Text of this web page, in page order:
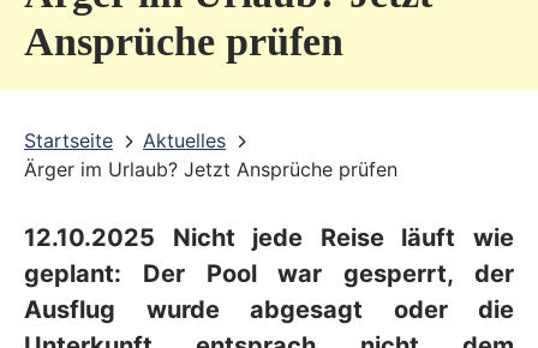
Ansprüche prüfen
Startseite
Aktuelles
Ärger im Urlaub? Jetzt Ansprüche prüfen
12.10.2025 Nicht jede Reise läuft wie
geplant: Der Pool war gesperrt, der
Ausflug wurde abgesagt oder die